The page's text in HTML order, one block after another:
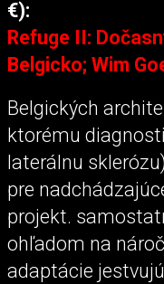
€):
Refuge II:
Belgicko; Wim
Belgických
ktorému
laterálnu
pre
projekt.
ohľadom na
adaptácie